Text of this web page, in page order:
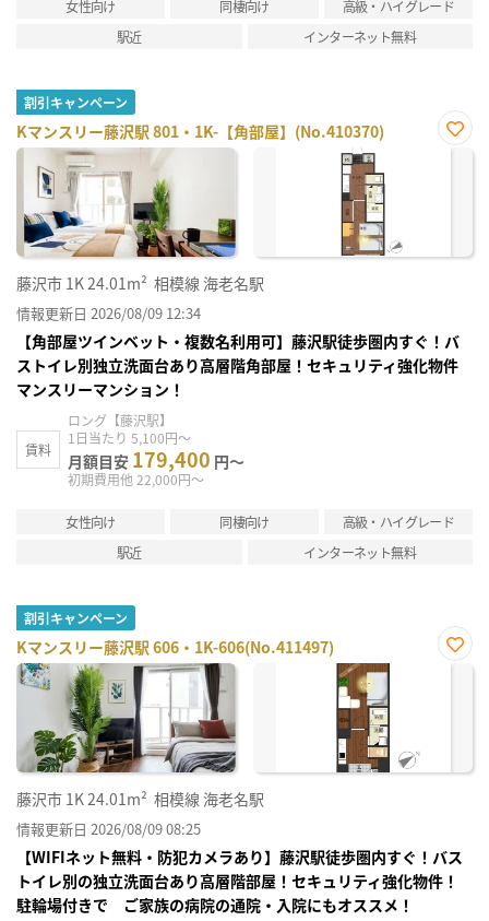
女性向け 同棲向け
高級・ハイグレード
駅近
インターネット無料
割引キャンペーン
Kマンスリー藤沢駅 801・1K-【角部屋】(No.410370)
お気
藤沢市 1K24.01m² 相模線 海老名駅
情報更新日 2026/08/09 12:34
【角部屋ツインベット・複数名利用可】藤沢駅徒歩圏内すぐ！バ
ストイレ別独立洗面台あり高層階角部屋！セキュリティ強化物件
マンスリーマンション！
賃料
ロング【藤沢駅】
1日当たり 5,100円～
月額目安 179,400 円～
初期費用他 22,000円～
女性向け 同棲向け
高級・ハイグレード
駅近
インターネット無料
割引キャンペーン
Kマンスリー藤沢駅 606・1K-606(No.411497)
お気
藤沢市 1K24.01m² 相模線 海老名駅
情報更新日 2026/08/09 08:25
【WIFIネット無料・防犯カメラあり】藤沢駅徒歩圏内すぐ！バス
トイレ別の独立洗面台あり高層階部屋！セキュリティ強化物件！
駐輪場付きで ご家族の病院の通院・入院にもオススメ！